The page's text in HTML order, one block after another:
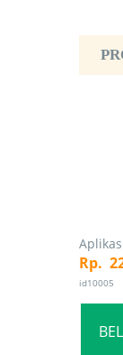
Rp.
id10005